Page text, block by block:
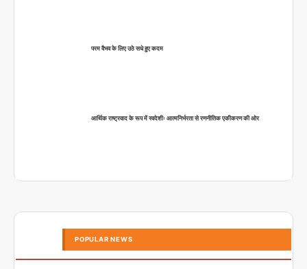
परम वैभव के लिए उठे सधे हुए कदम
आर्थिक राष्ट्रवाद के रूप में स्वदेशीः आत्मनिर्भरता से रणनीतिक एकीकरण की ओर
POPULAR NEWS